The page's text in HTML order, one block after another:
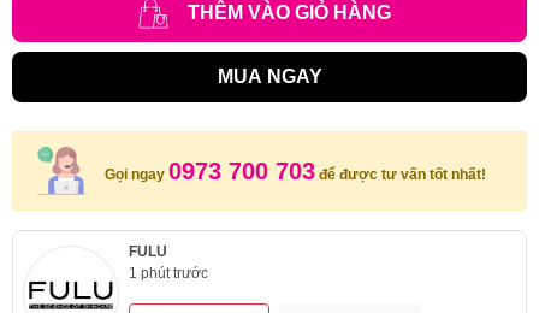
THÊM VÀO GIỎ HÀNG
MUA NGAY
Gọi ngay 0973 700 703 để được tư vấn tốt nhất!
FULU
1 phút trước